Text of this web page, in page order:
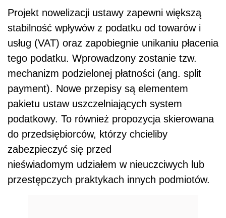
Projekt nowelizacji ustawy zapewni większą
stabilność wpływów z podatku od towarów i
usług (VAT) oraz zapobiegnie unikaniu płacenia
tego podatku. Wprowadzony zostanie tzw.
mechanizm podzielonej płatności (ang. split
payment). Nowe przepisy są elementem
pakietu ustaw uszczelniających system
podatkowy. To również propozycja skierowana
do przedsiębiorców, którzy chcieliby
zabezpieczyć się przed
nieświadomym udziałem w nieuczciwych lub
przestępczych praktykach innych podmiotów.